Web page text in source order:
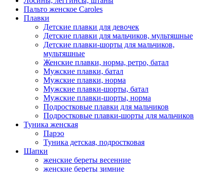
Пальто женское Caroles
Плавки
Детские плавки для девочек
Детские плавки для мальчиков, мультяшные
Детские плавки-шорты для мальчиков,
мультяшные
Женские плавки, норма, ретро, батал
Мужские плавки, батал
Мужские плавки, норма
Мужские плавки-шорты, батал
Мужские плавки-шорты, норма
Подростковые плавки для мальчиков
Подростковые плавки-шорты для мальчиков
Туникa женская
Парэо
Туника детская, подростковая
Шапки
женские береты весенние
женские береты зимние